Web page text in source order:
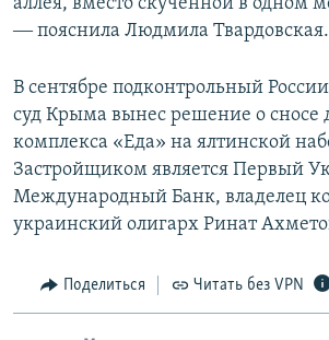
аллея, вместо скученной в одном
― пояснила Людмила Твардовская.
В сентябре подконтрольный
суд Крыма вынес решение о сносе
комплекса «Еда» на ялтинской
Застройщиком является Первый
Международный Банк, владелец
украинский олигарх Ринат
Поделиться Читать без VPN